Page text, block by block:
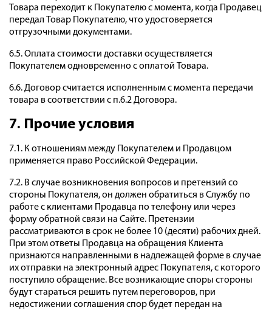
Товара переходит к Покупателю с момента, когда Продавец
передал Товар Покупателю, что удостоверяется
отгрузочными документами.
6.5. Оплата стоимости доставки осуществляется
Покупателем одновременно с оплатой Товара.
6.6. Договор считается исполненным с момента передачи
товара в соответствии с п.6.2 Договора.
7. Прочие условия
7.1. К отношениям между Покупателем и Продавцом
применяется право Российской Федерации.
7.2. В случае возникновения вопросов и претензий со
стороны Покупателя, он должен обратиться в Службу по
работе с клиентами Продавца по телефону или через
форму обратной связи на Сайте. Претензии
рассматриваются в срок не более 10 (десяти) рабочих дней.
При этом ответы Продавца на обращения Клиента
признаются направленными в надлежащей форме в случае
их отправки на электронный адрес Покупателя, с которого
поступило обращение. Все возникающие споры стороны
будут стараться решить путем переговоров, при
недостижении соглашения спор будет передан на